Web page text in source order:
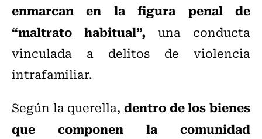
enmarcan en la figura penal de
“maltrato habitual”, una conducta
vinculada a delitos de violencia
intrafamiliar.
Según la querella, dentro de los bienes
que componen la comunidad